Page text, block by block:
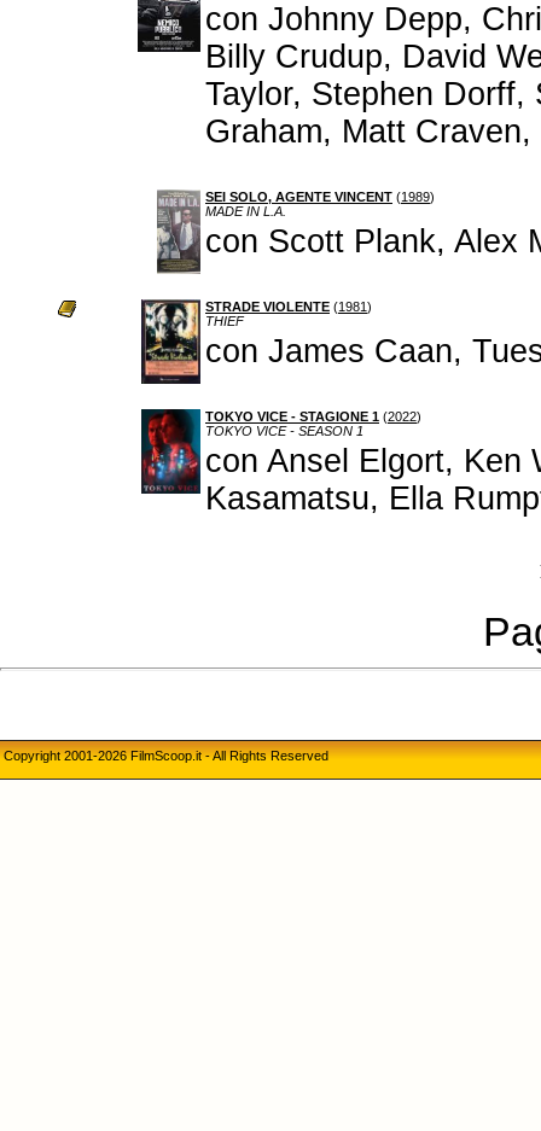
con Johnny Depp,
Billy Crudup, David
Taylor, Stephen Dorff,
Graham, Matt
SEI SOLO, AGENTE VINCENT (1989)
MADE IN L.A.
con Scott Plank, Alex
STRADE VIOLENTE (1981)
THIEF
con James Caan,
TOKYO VICE - STAGIONE 1 (2022)
TOKYO VICE - SEASON 1
con Ansel Elgort, Ken
Kasamatsu, Ella
Copyright 2001-2026 FilmScoop.it - All Rights Reserved